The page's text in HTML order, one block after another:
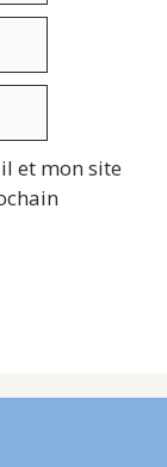
et mon site